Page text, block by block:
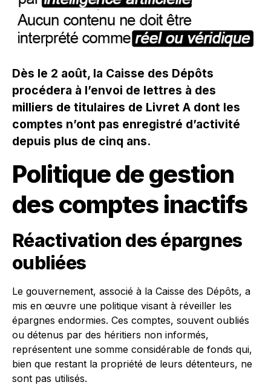
Dès le 2 août, la Caisse des Dépôts
procédera à l’envoi de lettres à des
milliers de titulaires de Livret A dont les
comptes n’ont pas enregistré d’activité
depuis plus de cinq ans.
Politique de gestion
des comptes inactifs
Réactivation des épargnes
oubliées
Le gouvernement, associé à la Caisse des Dépôts, a
mis en œuvre une politique visant à réveiller les
épargnes endormies. Ces comptes, souvent oubliés
ou détenus par des héritiers non informés,
représentent une somme considérable de fonds qui,
bien que restant la propriété de leurs détenteurs, ne
sont pas utilisés.